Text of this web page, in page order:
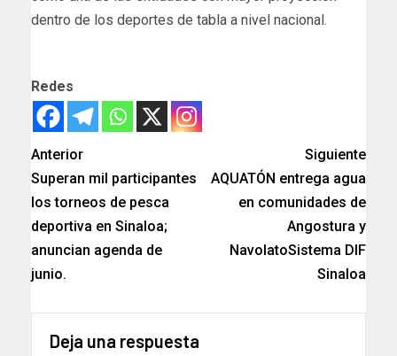
dentro de los deportes de tabla a nivel nacional.
Redes
Anterior
Superan mil participantes
los torneos de pesca
deportiva en Sinaloa;
anuncian agenda de
junio.
Siguiente
AQUATÓN entrega agua
en comunidades de
Angostura y
NavolatoSistema DIF
Sinaloa
Deja una respuesta